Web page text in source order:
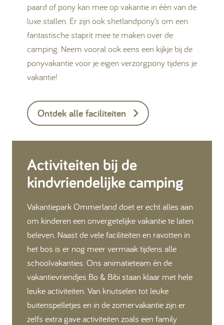
paard of pony kan mee op vakantie in één van de
luxe stallen. Er zijn ook shetlandpony’s om een
fantastische staprit mee te maken over de
camping. Neem vooral ook eens een kijkje bij de
ponyvakantie voor je eigen verzorgpony tijdens je
vakantie!
Ontdek alle faciliteiten
Activiteiten bij de
kindvriendelijke camping
Vakantiepark Ommerland doet er echt alles aan
om kinderen een onvergetelijke vakantie te laten
beleven. Naast de vele faciliteiten en ravotten in
het bos is er nog meer vermaak tijdens alle
schoolvakanties. Ons animatieteam én de
vakantievriendjes Bo & Bibi staan klaar met hele
leuke activiteiten. Van knutselen tot leuke
buitenspelletjes en in de zomervakantie zijn er
zelfs extra gave activiteiten zoals een family